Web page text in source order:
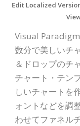
Edit Localized
Visual
数分で美しいチ
＆ドロップのチ
チャート・テン
しいチャートを
ォントなどを調
わせてファネル